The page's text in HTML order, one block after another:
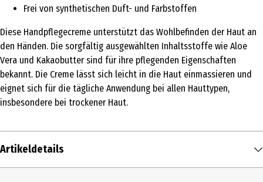
Frei von synthetischen Duft- und Farbstoffen
Diese Handpflegecreme unterstützt das Wohlbefinden der Haut an
den Händen. Die sorgfältig ausgewählten Inhaltsstoffe wie Aloe
Vera und Kakaobutter sind für ihre pflegenden Eigenschaften
bekannt. Die Creme lässt sich leicht in die Haut einmassieren und
eignet sich für die tägliche Anwendung bei allen Hauttypen,
insbesondere bei trockener Haut.
Artikeldetails